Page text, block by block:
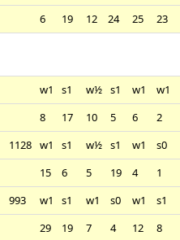
6 19 12 24 25 23
w1 s1 w½ s1 w1
w1
8 17 10 5 6
2
1128 w1 s1 w½ s1 w1
s0
15 6 5 19 4
1
993 w1 s1 w1 s0 w1
s1
29 19 7 4 12
8